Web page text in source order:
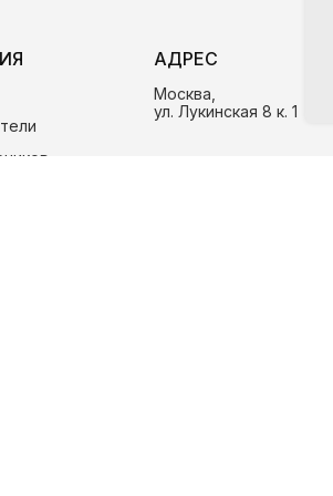
АДРЕС
Москва,
ул. Лукинская 8 к. 1